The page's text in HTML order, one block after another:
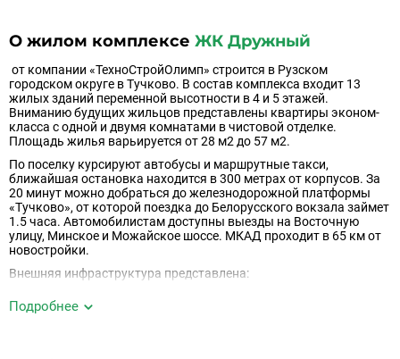
О жилом комплексе ЖК Дружный
от компании «ТехноСтройОлимп» строится в Рузском
городском округе в Тучково. В состав комплекса входит 13
жилых зданий переменной высотности в 4 и 5 этажей.
Вниманию будущих жильцов представлены квартиры эконом-
класса с одной и двумя комнатами в чистовой отделке.
Площадь жилья варьируется от 28 м2 до 57 м2.
По поселку курсируют автобусы и маршрутные такси,
ближайшая остановка находится в 300 метрах от корпусов. За
20 минут можно добраться до железнодорожной платформы
«Тучково», от которой поездка до Белорусского вокзала займет
1.5 часа. Автомобилистам доступны выезды на Восточную
улицу, Минское и Можайское шоссе. МКАД проходит в 65 км от
новостройки.
Внешняя инфраструктура представлена:
Школами;
Подробнее